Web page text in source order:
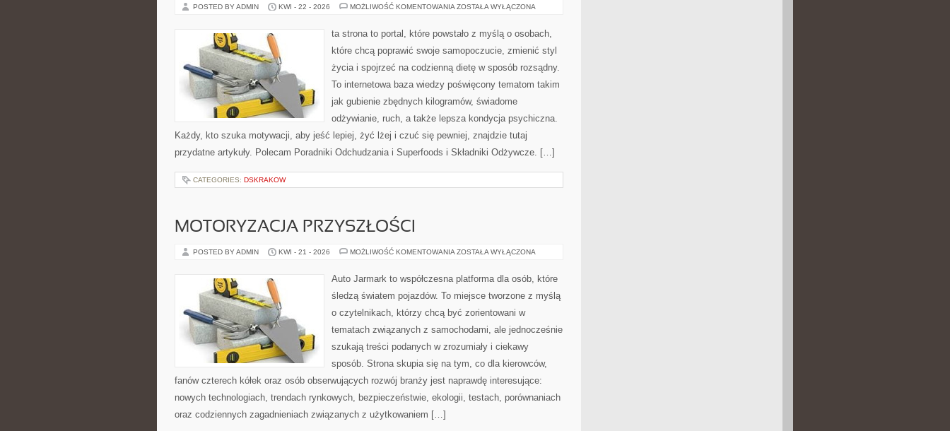
POSTED BY ADMIN KWI - 22 - 2026 MOŻLIWOŚĆ KOMENTOWANIA DIETA,
ODŻYWIANIE
ZOSTAŁA WYŁĄCZONA
ta strona to portal, które powstało z myślą o osobach,
które chcą poprawić swoje samopoczucie, zmienić styl
życia i spojrzeć na codzienną dietę w sposób rozsądny.
To internetowa baza wiedzy poświęcony tematom takim
jak gubienie zbędnych kilogramów, świadome
odżywianie, ruch, a także lepsza kondycja psychiczna.
Każdy, kto szuka motywacji, aby jeść lepiej, żyć lżej i czuć się pewniej, znajdzie tutaj
przydatne artykuły. Polecam Poradniki Odchudzania i Superfoods i Składniki Odżywcze. […]
CATEGORIES: DSKRAKOW
MOTORYZACJA PRZYSZŁOŚCI
POSTED BY ADMIN KWI - 21 - 2026 MOŻLIWOŚĆ KOMENTOWANIA MOTORYZACJA
ZOSTAŁA WYŁĄCZONA
Auto Jarmark to współczesna platforma dla osób, które
śledzą światem pojazdów. To miejsce tworzone z myślą
o czytelnikach, którzy chcą być zorientowani w
tematach związanych z samochodami, ale jednocześnie
szukają treści podanych w zrozumiały i ciekawy
sposób. Strona skupia się na tym, co dla kierowców,
fanów czterech kółek oraz osób obserwujących rozwój branży jest naprawdę interesujące:
nowych technologiach, trendach rynkowych, bezpieczeństwie, ekologii, testach, porównaniach
oraz codziennych zagadnieniach związanych z użytkowaniem […]